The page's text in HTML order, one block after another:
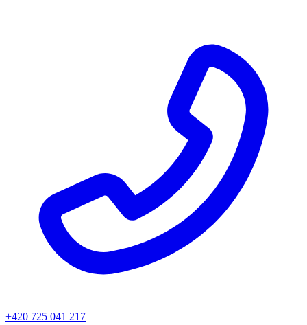
+420 725 041 217